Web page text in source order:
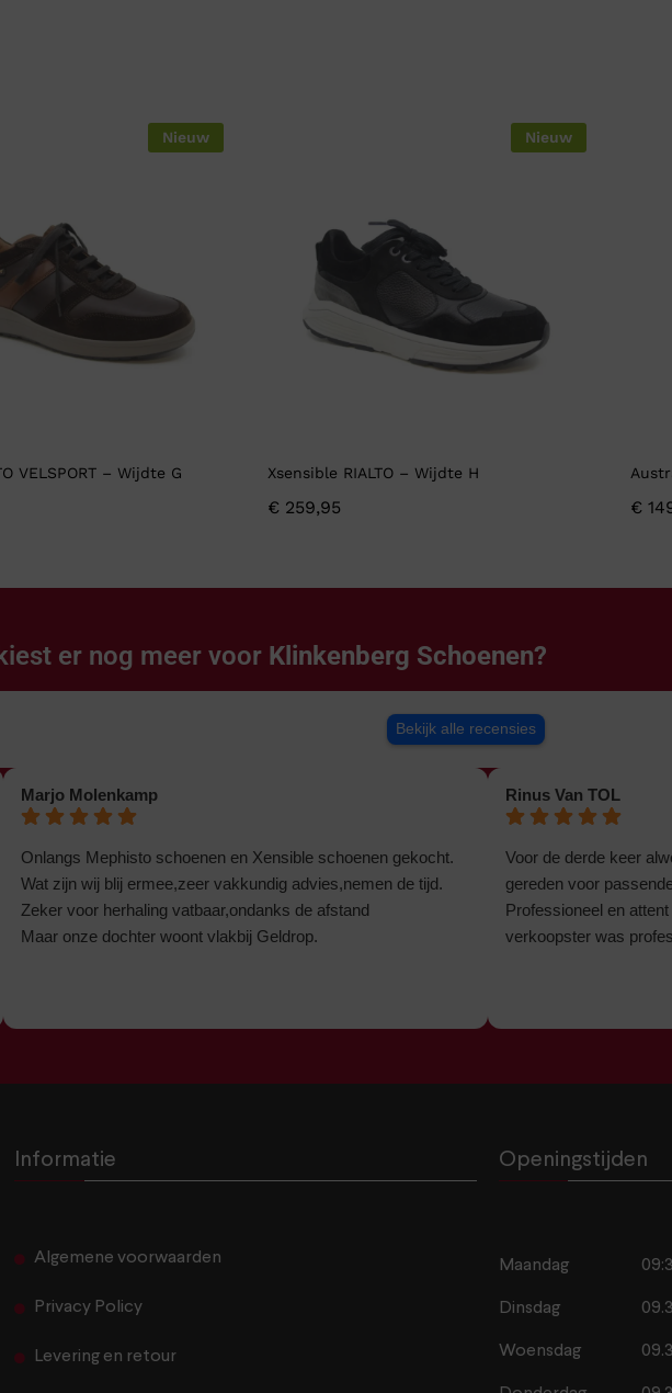
Nieuw
VELSPORT – Wijdte G
Nieuw
Xsensible RIALTO – Wijdte H
€ 259,95 €
er nog meer voor Klinkenberg Schoenen?
Bekijk alle recensies
Marjo Molenkamp
Onlangs Mephisto schoenen en Xensible schoenen gekocht.
Wat zijn wij blij ermee,zeer vakkundig advies,nemen de tijd.
Zeker voor herhaling vatbaar,ondanks de afstand
Maar onze dochter woont vlakbij Geldrop.
Rinus Van TOL
Voor de derde keer
gereden voor
Professioneel en
verkoopster was
Informatie
Algemene voorwaarden
Privacy Policy
Levering en retour
Openingstijden
Maandag
Dinsdag
Woensdag